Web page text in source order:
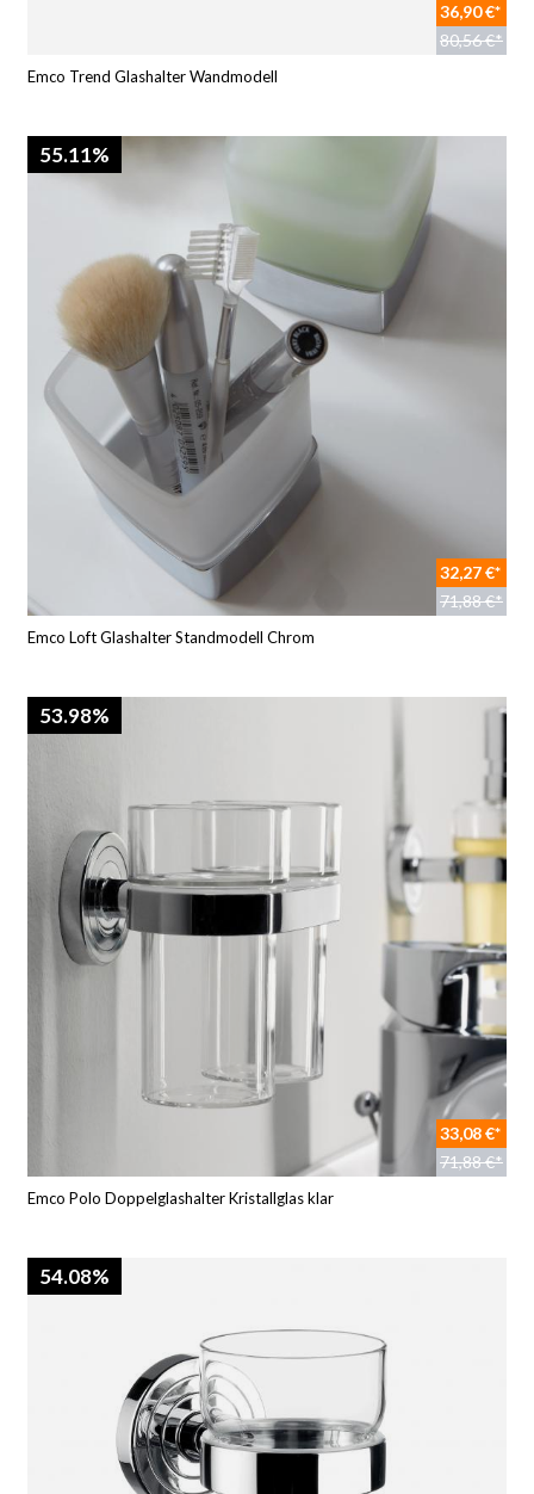
36,90 €*
80,56 €*
Emco Trend Glashalter Wandmodell
55.11%
32,27 €*
71,88 €*
Emco Loft Glashalter Standmodell Chrom
53.98%
33,08 €*
71,88 €*
Emco Polo Doppelglashalter Kristallglas klar
54.08%